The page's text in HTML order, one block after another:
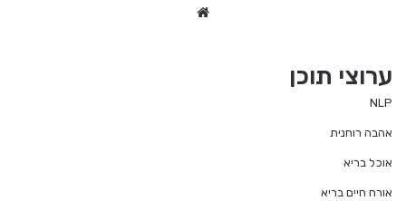
ערוצי תוכן
NLP
אהבה רוחנית
אוכל בריא
אורח חיים בריא